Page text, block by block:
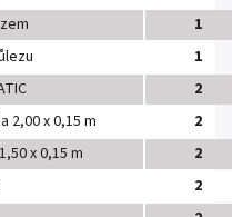
1
1
2
2,00 x 0,15 m
2
x 0,15 m
2
2